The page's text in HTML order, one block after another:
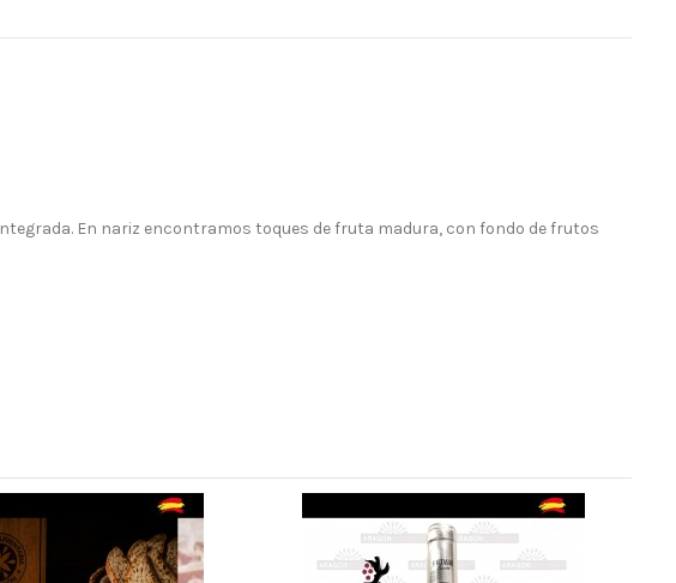
En nariz encontramos toques de fruta madura, con fondo de frutos